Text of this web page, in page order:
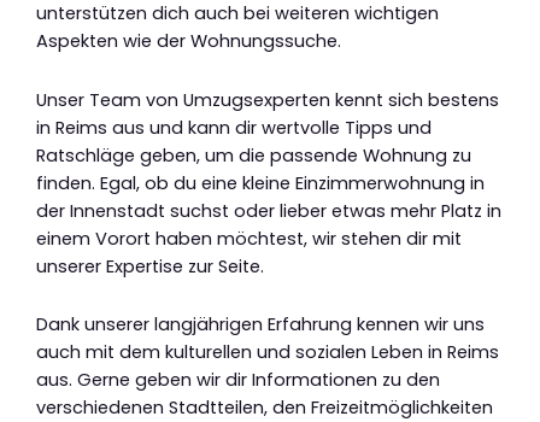
unterstützen dich auch bei weiteren wichtigen
Aspekten wie der Wohnungssuche.
Unser Team von Umzugsexperten kennt sich bestens
in Reims aus und kann dir wertvolle Tipps und
Ratschläge geben, um die passende Wohnung zu
finden. Egal, ob du eine kleine Einzimmerwohnung in
der Innenstadt suchst oder lieber etwas mehr Platz in
einem Vorort haben möchtest, wir stehen dir mit
unserer Expertise zur Seite.
Dank unserer langjährigen Erfahrung kennen wir uns
auch mit dem kulturellen und sozialen Leben in Reims
aus. Gerne geben wir dir Informationen zu den
verschiedenen Stadtteilen, den Freizeitmöglichkeiten